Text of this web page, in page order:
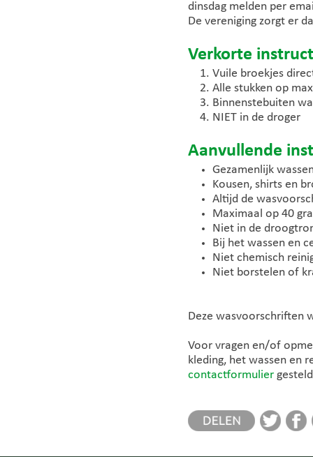
dinsdag melden per
De vereniging zorgt er
Verkorte
Vuile broekjes
Alle stukken op
Binnenstebuiten
NIET in de droger
Aanvullende
Gezamenlijk
Kousen, shirts en
Altijd de
Maximaal op 40
Niet in de
Bij het wassen en
Niet chemisch
Niet borstelen of
Deze wasvoorschriften
Voor vragen en/of
kleding, het wassen en
contactformulier